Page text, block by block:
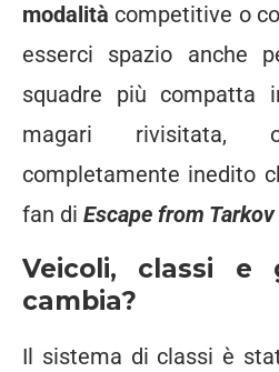
modalità competitive o
esserci spazio anche
squadre più compatta
magari rivisitata,
completamente inedito
fan di Escape from Tarkov
Veicoli, classi e
cambia?
Il sistema di classi è